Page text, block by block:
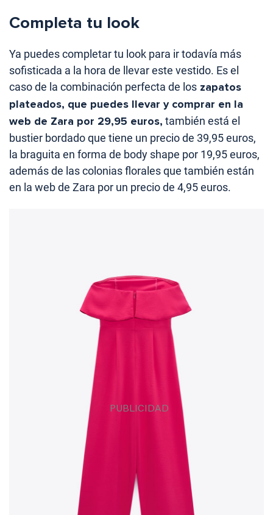
Completa tu look
Ya puedes completar tu look para ir todavía más
sofisticada a la hora de llevar este vestido. Es el
caso de la combinación perfecta de los zapatos
plateados, que puedes llevar y comprar en la
web de Zara por 29,95 euros, también está el
bustier bordado que tiene un precio de 39,95 euros,
la braguita en forma de body shape por 19,95 euros,
además de las colonias florales que también están
en la web de Zara por un precio de 4,95 euros.